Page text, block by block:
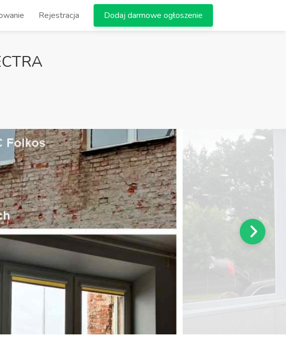
Rejestracja Dodaj darmowe ogłoszenie